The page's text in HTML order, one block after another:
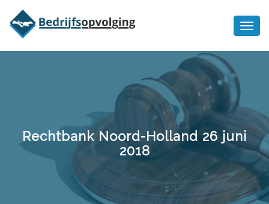
Rechtbank Noord-Holland 26 juni
2018
bedrijfsopvolging voor fiscaal
juridisch advies
Ik wil meer informatie